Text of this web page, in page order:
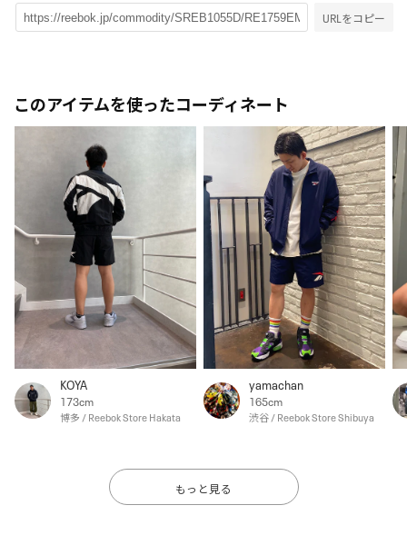
URLをコピー
このアイテムを使ったコーディネート
KOYA
173cm
博多 / Reebok Store Hakata
yamachan
165cm
渋谷 / Reebok Store Shibuya
もっと見る